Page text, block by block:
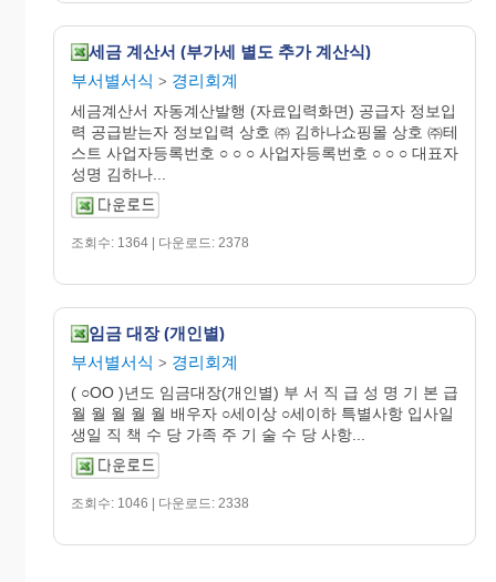
세금 계산서 (부가세 별도 추가 계산식)
부서별서식 > 경리회계
세금계산서 자동계산발행 (자료입력화면) 공급자 정보입
력 공급받는자 정보입력 상호 ㈜ 김하나쇼핑몰 상호 ㈜테
스트 사업자등록번호 ○ ○ ○ 사업자등록번호 ○ ○ ○ 대표자
성명 김하나...
조회수: 1364 | 다운로드: 2378
임금 대장 (개인별)
부서별서식 > 경리회계
( ○OO )년도 임금대장(개인별) 부 서 직 급 성 명 기 본 급
월 월 월 월 월 배우자 ○세이상 ○세이하 특별사항 입사일
생일 직 책 수 당 가족 주 기 술 수 당 사항...
조회수: 1046 | 다운로드: 2338